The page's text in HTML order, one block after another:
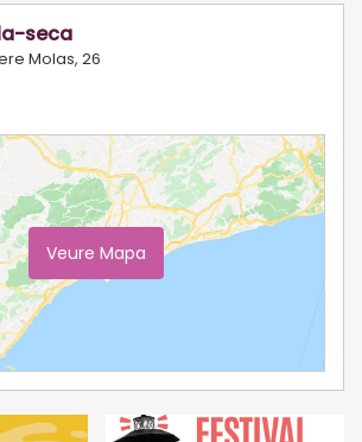
seca
Molas, 26
Veure Mapa